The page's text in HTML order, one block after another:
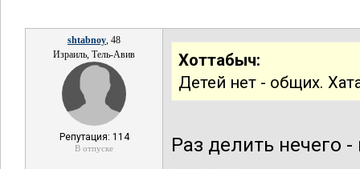
shtabnoy, 48
Израиль, Тель-Авив
Репутация: 114
В отпуске
Хоттабыч:
Детей нет - общих.
Раз делить нечего